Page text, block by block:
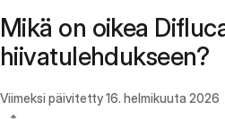
Mikä on oikea
hiivatulehdukseen?
Viimeksi päivitetty16. helmikuuta 2026